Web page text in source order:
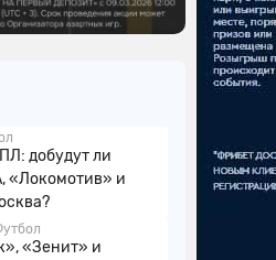
добудут ли
«Локомотив» и
«Зенит» и